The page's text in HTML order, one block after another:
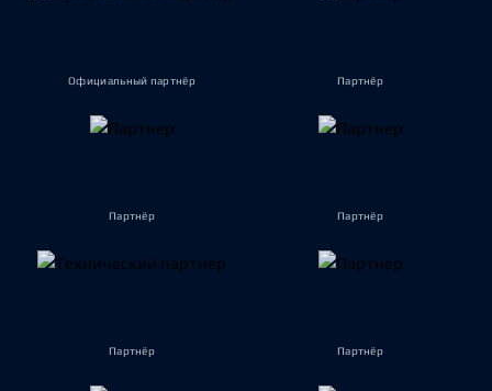
Официальный партнёр Партнёр
Партнёр Партнёр
Партнёр Партнёр